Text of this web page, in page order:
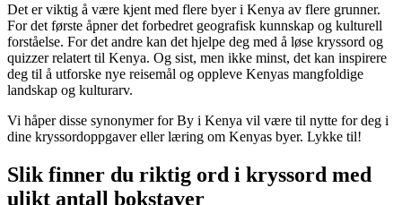
Det er viktig å være kjent med flere byer i Kenya av flere grunner.
For det første åpner det forbedret geografisk kunnskap og kulturell
forståelse. For det andre kan det hjelpe deg med å løse kryssord og
quizzer relatert til Kenya. Og sist, men ikke minst, det kan inspirere
deg til å utforske nye reisemål og oppleve Kenyas mangfoldige
landskap og kulturarv.
Vi håper disse synonymer for By i Kenya vil være til nytte for deg i
dine kryssordoppgaver eller læring om Kenyas byer. Lykke til!
Slik finner du riktig ord i kryssord med
ulikt antall bokstaver